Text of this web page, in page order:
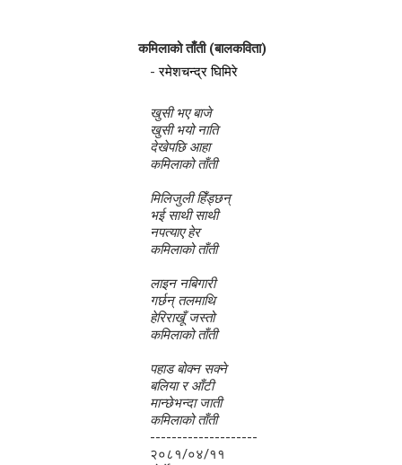
लघुकथाः सम्बन्ध
लघुकथाः स्वार्थी सम्झौता
लघुकथाः अरेली काँडैले
बालकविताः बाल अधिकार
लघुकथा : गुलियो माया
लघुकथा: दसैँको टीका
कमिलाको ताँती (बालकविता)
-रमेशचन्द्र घिमिरे
खुसी भए बाजे
खुसी भयो नाति
देखेपछि आहा
कमिलाको ताँती
मिलिजुली हिँड्छन्
भई साथी साथी
नपत्याए हेर
कमिलाको ताँती
लाइन नबिगारी
गर्छन् तलमाथि
हेरिराखूँ जस्तो
कमिलाको ताँती
पहाड बोक्न सक्ने
बलिया र आँटी
मान्छेभन्दा जाती
कमिलाको ताँती
--------------------
२०८१/०४/११